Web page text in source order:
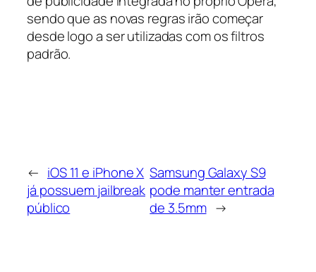
sendo que as novas regras irão começar
desde logo a ser utilizadas com os filtros
padrão.
← iOS 11 e iPhone X
já possuem jailbreak
público
Samsung Galaxy S9
pode manter entrada
de 3.5mm →